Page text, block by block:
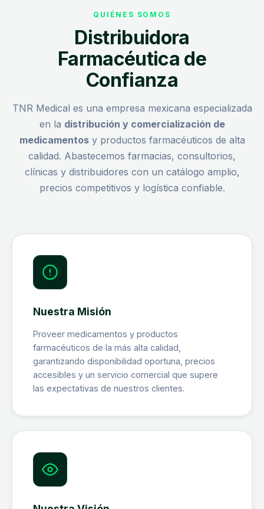
QUIÉNES SOMOS
Distribuidora
Farmacéutica de
Confianza
TNR Medical es una empresa mexicana especializada
en la distribución y comercialización de
medicamentosy productos farmacéuticos de alta
calidad. Abastecemos farmacias, consultorios,
clínicas y distribuidores con un catálogo amplio,
precios competitivos y logística confiable.
Nuestra Misión
Proveer medicamentos y productos
farmacéuticos de la más alta calidad,
garantizando disponibilidad oportuna, precios
accesibles y un servicio comercial que supere
las expectativas de nuestros clientes.